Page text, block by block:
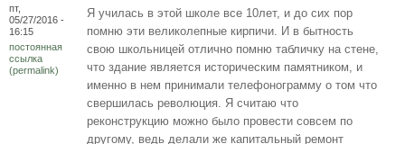
пт,
05/27/2016 -
16:15
постоянная
ссылка
(permalink)
Я училась в этой школе все 10лет, и до сих пор
помню эти великолепные кирпичи. И в бытность
свою школьницей отлично помню табличку на стене,
что здание является историческим памятником, и
именно в нем принимали телефонограмму о том что
свершилась революция. Я считаю что
реконструкцию можно было провести совсем по
другому, ведь делали же капитальный ремонт